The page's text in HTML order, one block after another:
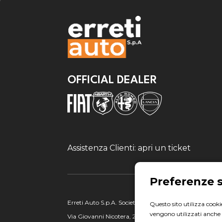
OFFICIAL DEALER
Assistenza Clienti: apri un ticket
Erreti Auto S.p.A. Società soggetta ad attività di
Via Giovanni Nicotera, 29 - 00195 Roma
Questo sito utilizza
vengono utilizzati anche